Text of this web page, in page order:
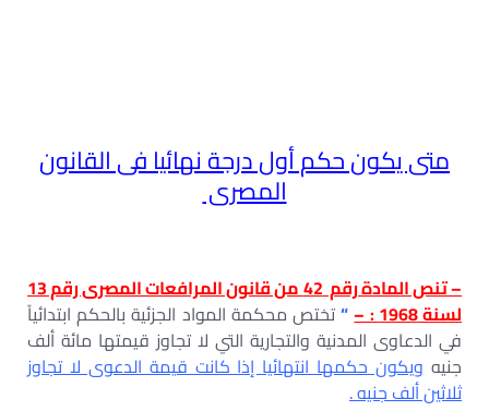
متى يكون حكم أول درجة نهائيا فى القانون
المصرى
– تنص المادة رقم 42 من قانون المرافعات المصرى رقم 13
لسنة 1968 : –
“تختص محكمة المواد الجزئية بالحكم ابتدائياً
في الدعاوى المدنية والتجارية التي لا تجاوز قيمتها مائة ألف
جنيهويكون حكمها انتهائيا إذا كانت قيمة الدعوى لا تجاوز
ثلاثين ألف جنيه .